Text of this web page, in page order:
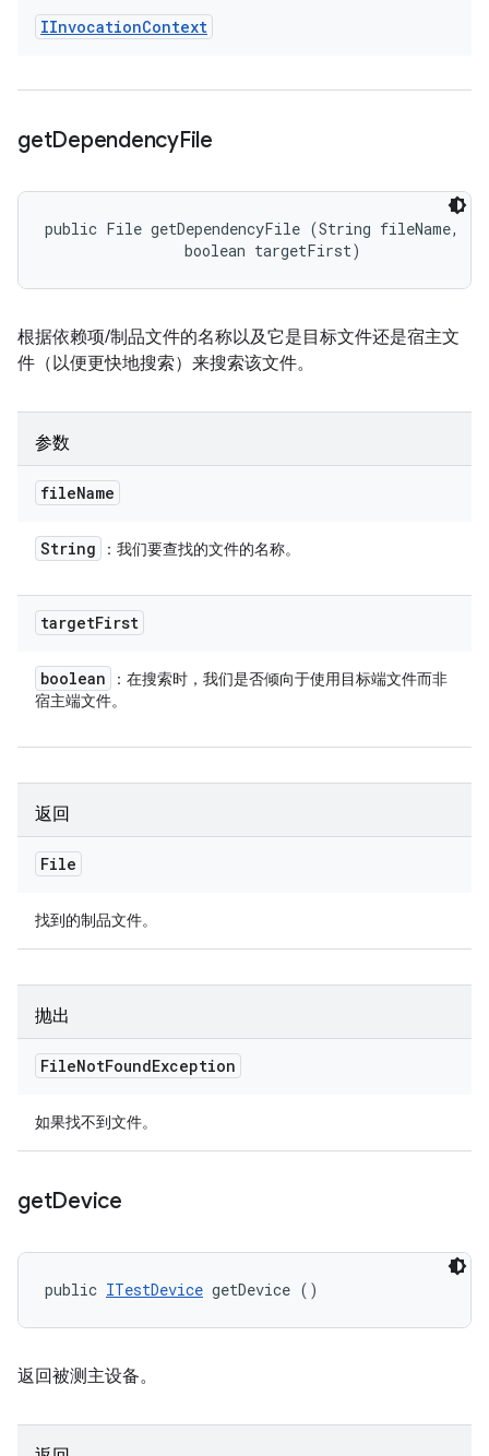
IInvocationContext
getDependencyFile
public File getDependencyFile (String fileName,
                boolean targetFirst)
根据依赖项/制品文件的名称以及它是目标文件还是宿主文
件（以便更快地搜索）来搜索该文件。
参数
fileName
String ：我们要查找的文件的名称。
targetFirst
boolean
：在搜索时，我们是否倾向于使用目标端文件而非
宿主端文件。
返回
File
找到的制品文件。
抛出
FileNotFoundException
如果找不到文件。
getDevice
public ITestDevice getDevice ()
返回被测主设备。